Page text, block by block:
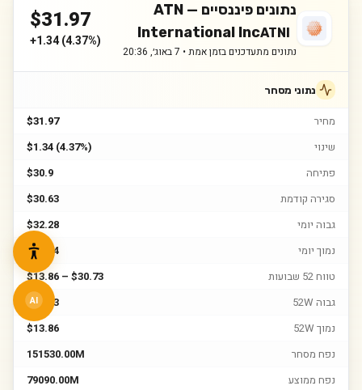
נתונים פיננסיים — ATN
International IncATNI
נתונים מתעדכנים בזמן אמת • 7 באוג׳, 20:36
$31.97
+1.34(4.37%)
נתוני מסחר
מחיר
$31.97
שינוי
$1.34 (4.37%)
פתיחה
$30.9
סגירה קודמת
$30.63
גבוה יומי
$32.28
נמוך יומי
$30.34
טווח 52 שבועות
$13.86 – $30.73
גבוה 52W
$30.73
נמוך 52W
$13.86
נפח מסחר
151530.00M
נפח ממוצע
79090.00M
AI